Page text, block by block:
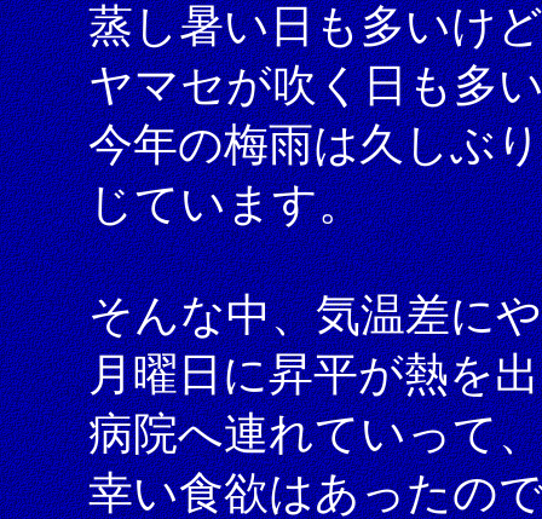
蒸し暑い日も多いけ
ヤマセが吹く日も多
今年の梅雨は久しぶ
じています。
そんな中、気温差に
月曜日に昇平が熱を
病院へ連れていって
幸い食欲はあったの